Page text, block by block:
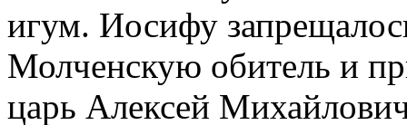
игум. Иосифу
Молченскую обитель и
царь Алексей